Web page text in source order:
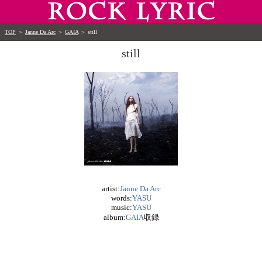
TOP ＞ Janne Da Arc ＞ GAIA ＞ still
still
artist:Janne Da Arc
words:YASU
music:YASU
album:GAIA収録